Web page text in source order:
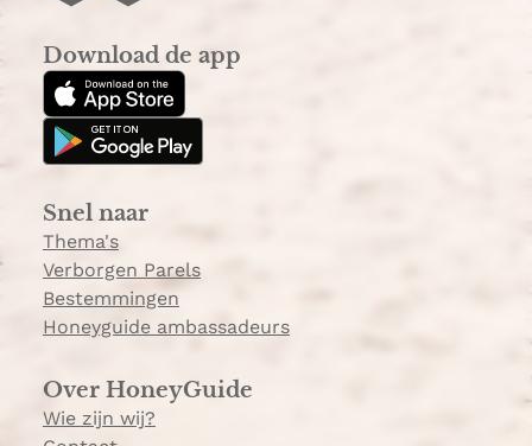
t
a
g
m
T
o
k
Download de app
Snel naar
Thema's
Verborgen Parels
Bestemmingen
Honeyguide ambassadeurs
Over HoneyGuide
Wie zijn wij?